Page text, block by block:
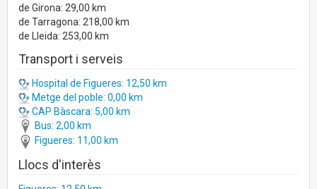
de Girona: 29,00 km
de Tarragona: 218,00 km
de Lleida: 253,00 km
Transport i serveis
Hospital de Figueres: 12,50 km
Metge del poble: 0,00 km
CAP Bàscara: 5,00 km
Bus: 2,00 km
Figueres: 11,00 km
Llocs d'interès